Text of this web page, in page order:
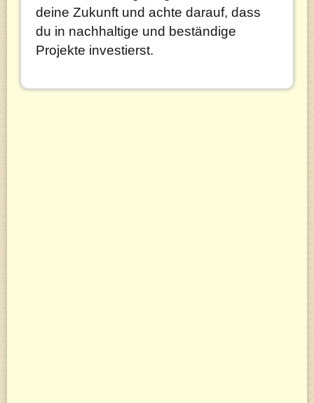
deine Zukunft und achte darauf, dass
du in nachhaltige und beständige
Projekte investierst.